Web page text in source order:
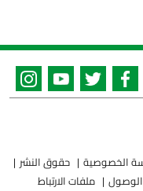
الخصوصية
حقوق النشر
ملفات الارتباط